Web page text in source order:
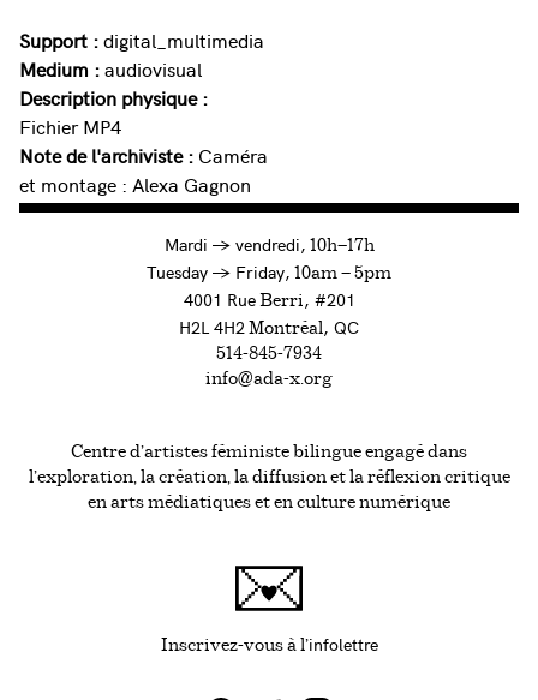
Support :digital_multimedia
Medium :audiovisual
Description physique :
Fichier MP4
Note de l'archiviste : Caméra
et montage : Alexa Gagnon
Mardi →à
vendredi, 10h—17h
Tuesday →toFriday, 10am — 5pm
4001 RueBerri, #201
H2L 4H2 Montréal, QC
514-845-7934
info@ada-x.org
Centre d’artistes féministe bilingue engagé dans
l’exploration, la création, la diffusion et la réflexion critique
en arts médiatiques et en culture numérique
Inscrivez-vous à l'infolettreCe lien s'ouvrira